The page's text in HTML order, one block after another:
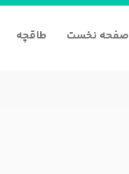
صفحه نخست طاقچه